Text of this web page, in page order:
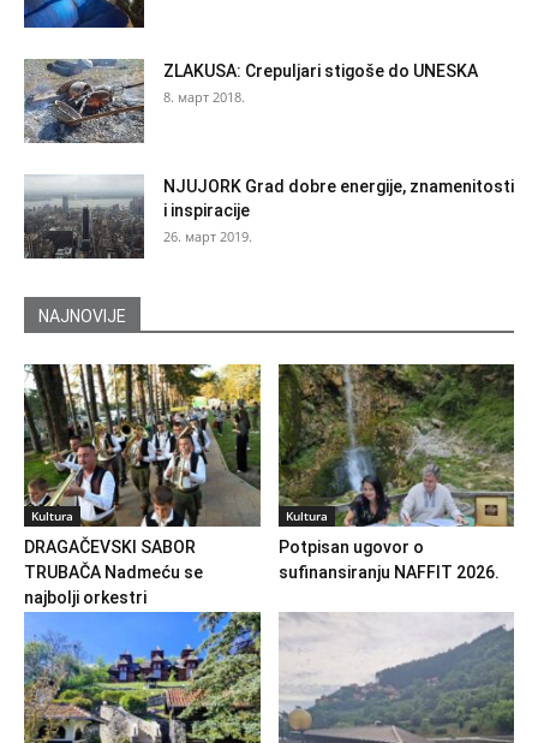
ZLAKUSA: Crepuljari stigoše do UNESKA
8. март 2018.
NJUJORK Grad dobre energije, znamenitosti
i inspiracije
26. март 2019.
NAJNOVIJE
Kultura
DRAGAČEVSKI SABOR
TRUBAČA Nadmeću se
najbolji orkestri
Kultura
Potpisan ugovor o
sufinansiranju NAFFIT 2026.